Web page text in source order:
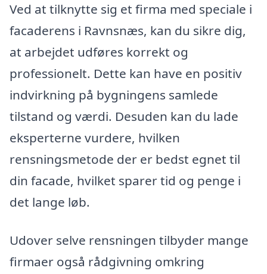
Ved at tilknytte sig et firma med speciale i
facaderens i Ravnsnæs, kan du sikre dig,
at arbejdet udføres korrekt og
professionelt. Dette kan have en positiv
indvirkning på bygningens samlede
tilstand og værdi. Desuden kan du lade
eksperterne vurdere, hvilken
rensningsmetode der er bedst egnet til
din facade, hvilket sparer tid og penge i
det lange løb.
Udover selve rensningen tilbyder mange
firmaer også rådgivning omkring